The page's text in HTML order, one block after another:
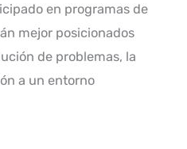
en programas de
mejor posicionados
de problemas, la
a un entorno